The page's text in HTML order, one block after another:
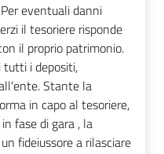
eventuali danni
il tesoriere risponde
il proprio patrimonio.
tutti i depositi,
Stante la
in capo al tesoriere,
fase di gara , la
fideiussore a rilasciare